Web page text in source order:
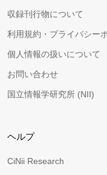
収録刊行物について
利用規約・プライバシー
個人情報の扱いについて
お問い合わせ
国立情報学研究所 (NII)
ヘルプ
CiNii Research